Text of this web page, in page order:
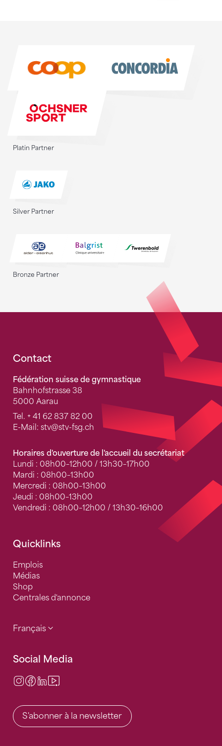
Platin Partner
Silver Partner
Bronze Partner
Fusszeile
Contact
Fédération suisse de gymnastique
Bahnhofstrasse 38
5000 Aarau
Tel. + 41 62 837 82 00
E-Mail: stv@stv-fsg.ch
Horaires d'ouverture de l'accueil du secrétariat
Lundi : 08h00–12h00 / 13h30–17h00
Mardi : 08h00–13h00
Mercredi : 08h00–13h00
Jeudi : 08h00–13h00
Vendredi : 08h00–12h00 / 13h30–16h00
Quicklinks
Emplois
Médias
Shop
Centrales d'annonce
Français
Social Media
Instagram
Facebook
LinkedIn
S'abonner à la newsletter